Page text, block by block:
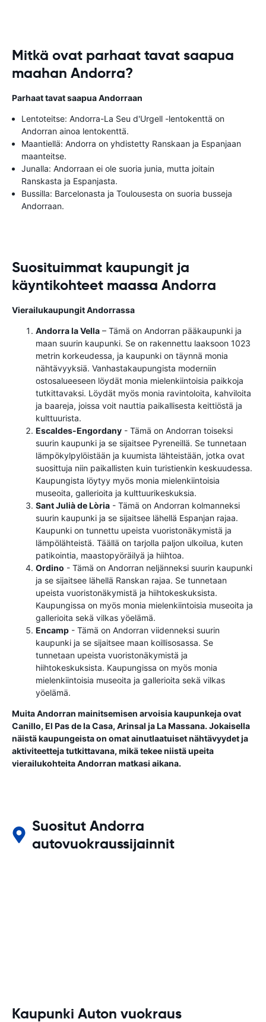
Mitkä ovat parhaat tavat saapua
maahan Andorra?
Parhaat tavat saapua Andorraan
Lentoteitse: Andorra-La Seu d'Urgell -lentokenttä on
Andorran ainoa lentokenttä.
Maantiellä: Andorra on yhdistetty Ranskaan ja Espanjaan
maanteitse.
Junalla: Andorraan ei ole suoria junia, mutta joitain
Ranskasta ja Espanjasta.
Bussilla: Barcelonasta ja Toulousesta on suoria busseja
Andorraan.
Suosituimmat kaupungit ja
käyntikohteet maassa Andorra
Vierailukaupungit Andorrassa
Andorra la Vella – Tämä on Andorran pääkaupunki ja
maan suurin kaupunki. Se on rakennettu laaksoon 1023
metrin korkeudessa, ja kaupunki on täynnä monia
nähtävyyksiä. Vanhastakaupungista moderniin
ostosalueeseen löydät monia mielenkiintoisia paikkoja
tutkittavaksi. Löydät myös monia ravintoloita, kahviloita
ja baareja, joissa voit nauttia paikallisesta keittiöstä ja
kulttuurista.
Escaldes-Engordany - Tämä on Andorran toiseksi
suurin kaupunki ja se sijaitsee Pyreneillä. Se tunnetaan
lämpökylpylöistään ja kuumista lähteistään, jotka ovat
suosittuja niin paikallisten kuin turistienkin keskuudessa.
Kaupungista löytyy myös monia mielenkiintoisia
museoita, gallerioita ja kulttuurikeskuksia.
Sant Julià de Lòria - Tämä on Andorran kolmanneksi
suurin kaupunki ja se sijaitsee lähellä Espanjan rajaa.
Kaupunki on tunnettu upeista vuoristonäkymistä ja
lämpölähteistä. Täällä on tarjolla paljon ulkoilua, kuten
patikointia, maastopyöräilyä ja hiihtoa.
Ordino - Tämä on Andorran neljänneksi suurin kaupunki
ja se sijaitsee lähellä Ranskan rajaa. Se tunnetaan
upeista vuoristonäkymistä ja hiihtokeskuksista.
Kaupungissa on myös monia mielenkiintoisia museoita ja
gallerioita sekä vilkas yöelämä.
Encamp - Tämä on Andorran viidenneksi suurin
kaupunki ja se sijaitsee maan koillisosassa. Se
tunnetaan upeista vuoristonäkymistä ja
hiihtokeskuksista. Kaupungissa on myös monia
mielenkiintoisia museoita ja gallerioita sekä vilkas
yöelämä.
Muita Andorran mainitsemisen arvoisia kaupunkeja ovat
Canillo, El Pas de la Casa, Arinsal ja La Massana. Jokaisella
näistä kaupungeista on omat ainutlaatuiset nähtävyydet ja
aktiviteetteja tutkittavana, mikä tekee niistä upeita
vierailukohteita Andorran matkasi aikana.
Suositut Andorra
autovuokraussijainnit
Kaupunki Auton vuokraus